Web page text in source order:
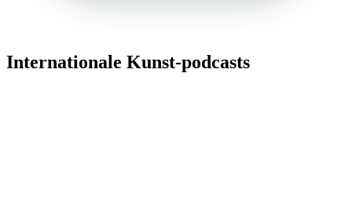
Internationale Kunst-podcasts